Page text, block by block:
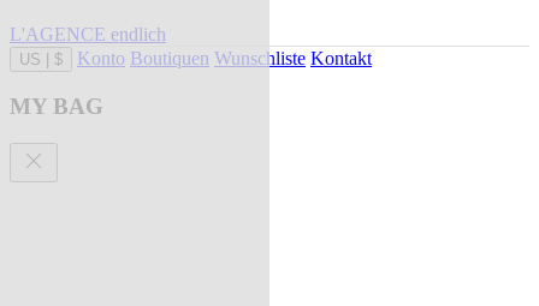
L'AGENCE endlich
US $ Konto Boutiquen Wunschliste Kontakt
MY BAG